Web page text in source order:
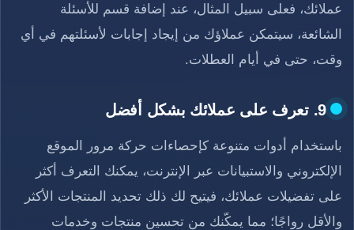
عملائك، فعلى سبيل المثال، عند إضافة قسم للأسئلة
الشائعة، سيتمكن عملاؤك من إيجاد إجابات لأسئلتهم في أي
وقت، حتى في أيام العطلات.
9. تعرف على عملائك بشكل أفضل
باستخدام أدوات متنوعة كإحصاءات حركة مرور الموقع
الإلكتروني والاستبيانات عبر الإنترنت، يمكنك التعرف أكثر
على تفضيلات عملائك، فيتيح لك ذلك تحديد المنتجات الأكثر
والأقل رواجًا؛ مما يمكّنك من تحسين منتجات وخدمات